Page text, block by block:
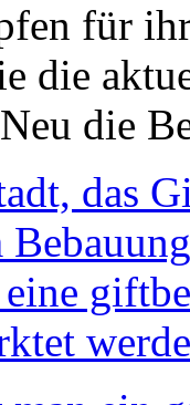
für
die
die
das